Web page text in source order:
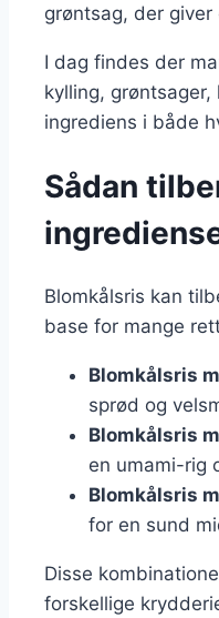
grøntsag, der
I dag findes der
kylling,
ingrediens i både
Sådan
Blomkålsris kan
base for mange
Blomkålsris
sprød og
Blomkålsris
en umami-rig
Blomkålsris
for en sund
Disse
forskellige